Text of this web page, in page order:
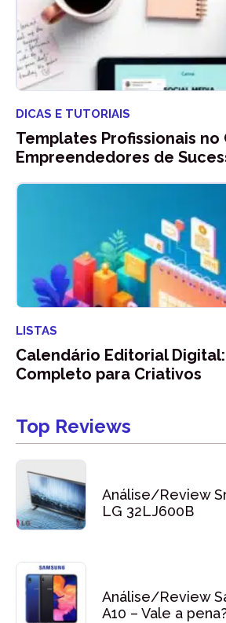
DICAS E TUTORIAIS
Templates Profissionais no
Empreendedores de
LISTAS
Calendário Editorial Digital:
Completo para Criativos
Top Reviews
Análise/Review
LG 32LJ600B
Análise/Review
A10 – Vale a